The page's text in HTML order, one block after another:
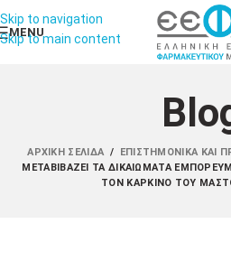
Skip to navigation
Skip to main content
MENU
ΑΡΧΙΚΉ ΣΕΛΊΔΑ / ΕΠΙΣΤΗΜΟΝΙΚΆ ΚΑΙ
ΜΕΤΑΒΙΒΆΖΕΙ ΤΑ ΔΙΚΑΙΏΜΑΤΑ
ΤΟΝ ΚΑΡΚΊΝΟ ΤΟΥ